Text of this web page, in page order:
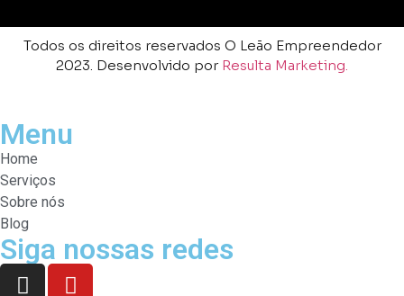
Todos os direitos reservados O Leão Empreendedor
2023. Desenvolvido por Resulta Marketing.
Menu
Home
Serviços
Sobre nós
Blog
Siga nossas redes